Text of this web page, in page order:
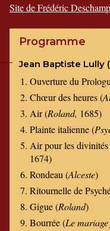
Site de Frédéric
Programme
Jean Baptiste Lully
Ouverture du
Chœur des heures (
Air (Roland, 1685)
Plainte italienne (
Air pour les divinités
1674)
Rondeau (Alceste)
Ritournelle de
Gigue (Roland)
Bourrée (Le